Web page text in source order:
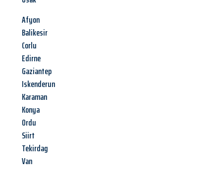
Afyon
Balikesir
Corlu
Edirne
Gaziantep
Iskenderun
Karaman
Konya
Ordu
Siirt
Tekirdag
Van